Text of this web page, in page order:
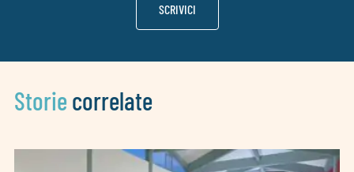
SCRIVICI
Storie correlate